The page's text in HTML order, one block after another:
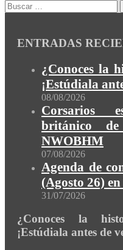
ENTRADAS
¿Conoces la
¡Estúdiala
08/08/2026
Corsarios
británico
NWOBHM
07/08/2026
Agenda de
(Agosto 26)
31/07/2026
¿Conoces la
¡Estúdiala antes de